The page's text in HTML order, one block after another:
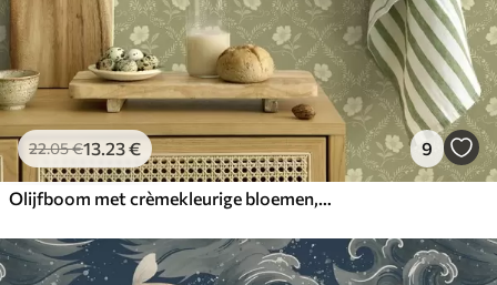
22.05€13.23€ 9
Olijfboom met crèmekleurige bloemen, retro ornament